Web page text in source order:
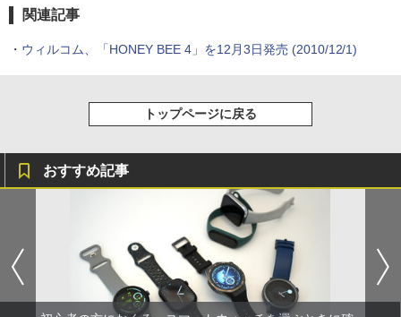
関連記事
・ ウィルコム、「HONEY BEE 4」を12月3日発売 (2010/12/1)
トップページに戻る
おすすめ記事